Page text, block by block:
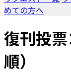
めての方へ
復刊投
順）